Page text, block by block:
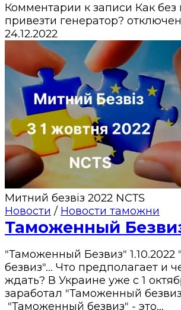
Комментарии к записи Как
привезти генератор?
24.12.2022
Митний безвіз 2022 NCTS
Новости / Новости таможни
Таможенный
"Таможенный Безвиз"
безвиз"... Что предполагает и
ждать? В Украине уже с 1
заработал "Таможенный
"Таможенный безвиз" - это…